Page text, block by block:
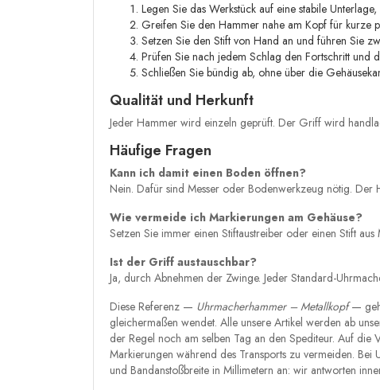
Legen Sie das Werkstück auf eine stabile
Greifen Sie den Hammer nahe am Kopf für kurze
Setzen Sie den Stift von Hand an und führen Sie
Prüfen Sie nach jedem Schlag den Fortschritt und
Schließen Sie bündig ab, ohne über die
Qualität und Herkunft
Jeder Hammer wird einzeln geprüft. Der Griff wird
Häufige Fragen
Kann ich damit einen Boden öffnen?
Nein. Dafür sind Messer oder Bodenwerkzeug nötig. Der
Wie vermeide ich Markierungen am Gehäuse?
Setzen Sie immer einen Stiftaustreiber oder einen Stift
Ist der Griff austauschbar?
Ja, durch Abnehmen der Zwinge. Jeder Standard-
Diese Referenz — Uhrmacherhammer – Metallkopf—
gleichermaßen wendet. Alle unsere Artikel werden ab
der Regel noch am selben Tag an den Spediteur. Auf die
Markierungen während des Transports zu vermeiden.
und Bandanstoßbreite in Millimetern an: wir antworten